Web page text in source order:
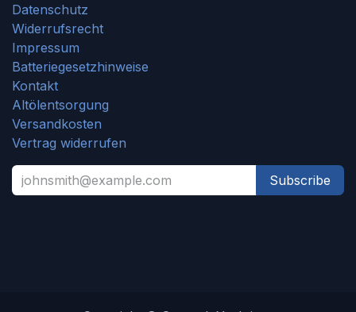
Datenschutz
Widerrufsrecht
Impressum
Batteriegesetzhinweise
Kontakt
Altölentsorgung
Versandkosten
Vertrag widerrufen
Subscribe